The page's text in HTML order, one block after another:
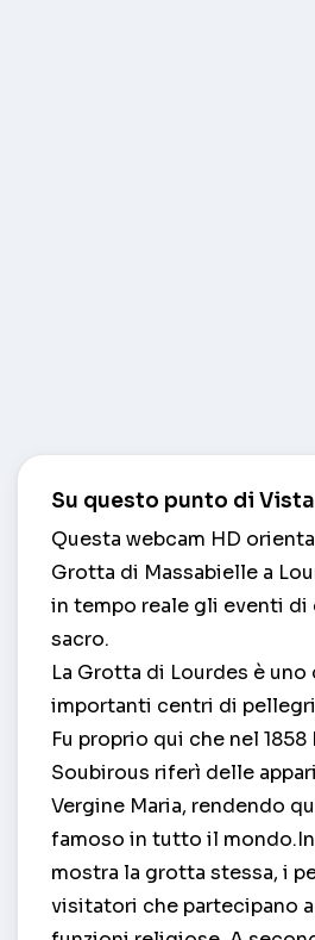
Su questo punto di Vista
Questa webcam HD
Grotta di Massabielle a
in tempo reale gli eventi
sacro.
La Grotta di Lourdes è uno
importanti centri di
Fu proprio qui che nel
Soubirous riferì delle
Vergine Maria, rendendo
famoso in tutto il
mostra la grotta stessa, i
visitatori che partecipano